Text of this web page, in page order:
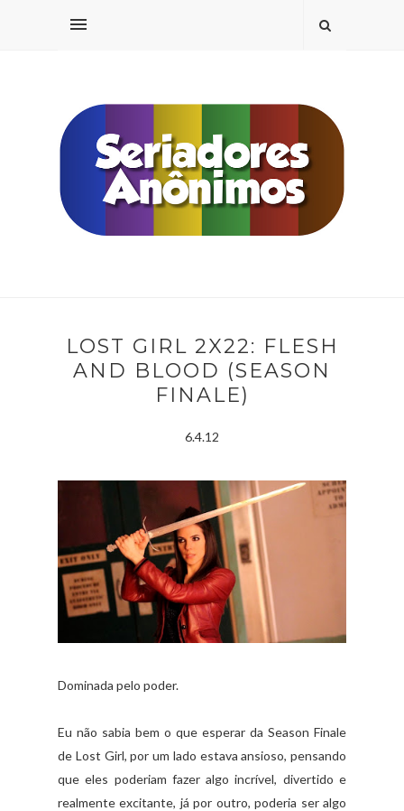
LOST GIRL 2X22: FLESH
AND BLOOD (SEASON
FINALE)
6.4.12
Dominada pelo poder.
Eu não sabia bem o que esperar da Season Finale
de Lost Girl, por um lado estava ansioso, pensando
que eles poderiam fazer algo incrível, divertido e
realmente excitante, já por outro, poderia ser algo